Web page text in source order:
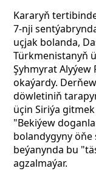
Kararyň
7-nji
uçjak bolanda,
Türkmenistanyň
Şyhmyrat
okaýardy.
döwletiniň
üçin Siriýa
"Bekiýew
bolandygyny öňe
beýanynda bu
agzalmaýar.